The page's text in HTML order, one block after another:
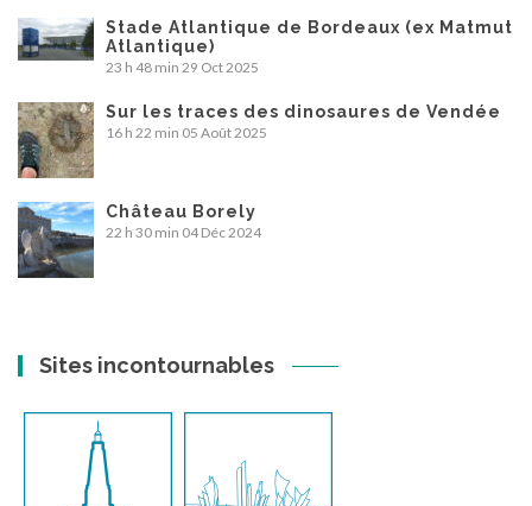
Stade Atlantique de Bordeaux (ex Matmut
Atlantique)
23 h 48 min 29 Oct 2025
Sur les traces des dinosaures de Vendée
16 h 22 min 05 Août 2025
Château Borely
22 h 30 min 04 Déc 2024
Sites incontournables